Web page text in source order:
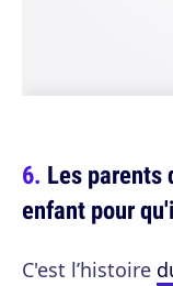
Les parents
enfant pour
C'est l’histoire